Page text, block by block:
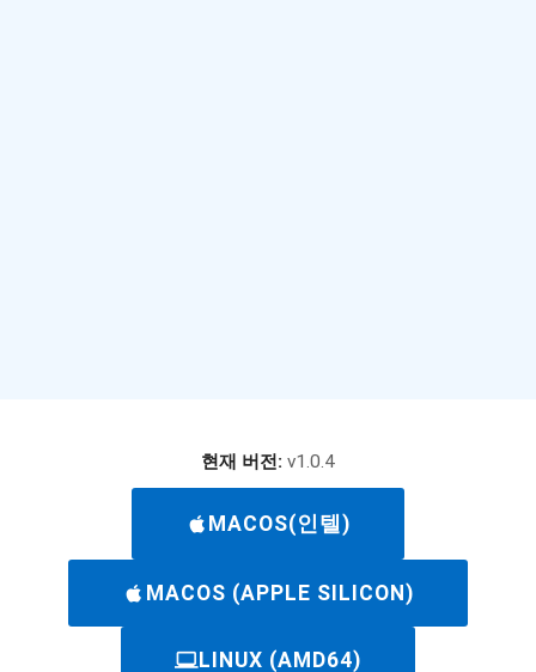
현재 버전: v1.0.4
apple MACOS(인텔)
apple MACOS (APPLE SILICON)
laptop_windowsLINUX (AMD64)